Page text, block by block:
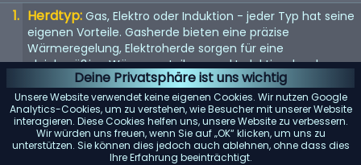
Deine Privatsphäre ist uns wichtig
Unsere Website verwendet keine eigenen Cookies. Wir nutzen Google
Analytics-Cookies, um zu verstehen, wie Besucher mit unserer Website
interagieren. Diese Cookies helfen uns, unsere Website zu verbessern.
Wir würden uns freuen, wenn Sie auf „OK“ klicken, um uns zu
unterstützen. Sie können dies jedoch auch ablehnen, ohne dass dies
Ihre Erfahrung beeinträchtigt.
Herdtyp: Gas, Elektro oder Induktion - jeder Typ hat seine
eigenen Vorteile. Gasherde bieten eine präzise
Wärmeregelung, Elektroherde sorgen für eine
gleichmäßige Wärmeverteilung und Induktionsherde
ermöglichen ein schnelles und effizientes Erhitzen.
Größe: Die Größe des Herds sollte in Ihre Küche passen
und Ihren Kochbedürfnissen entsprechen.
Standardbreiten sind 30 und 36 Zoll, aber es sind auch
größere Modelle erhältlich.